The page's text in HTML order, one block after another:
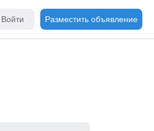
Войти Разместить объявление